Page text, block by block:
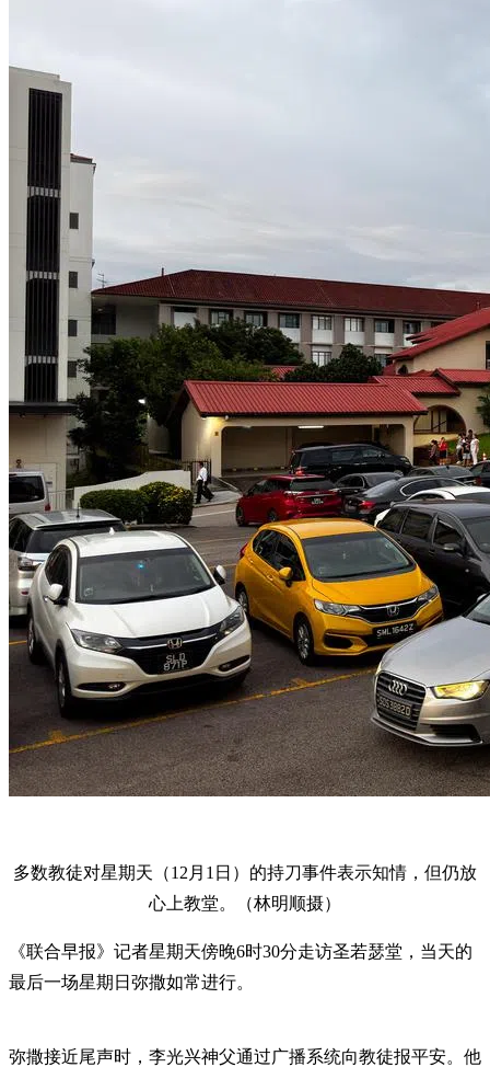
多数教徒对星期天（12月1日）的持刀事件表示知情，但仍放
心上教堂。（林明顺摄）
《联合早报》记者星期天傍晚6时30分走访圣若瑟堂，当天的
最后一场星期日弥撒如常进行。
弥撒接近尾声时，李光兴神父通过广播系统向教徒报平安。他